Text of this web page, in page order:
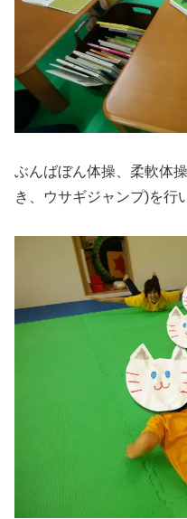
ぶんばぼん体操、柔軟体
き、ウサギジャンプ)を行